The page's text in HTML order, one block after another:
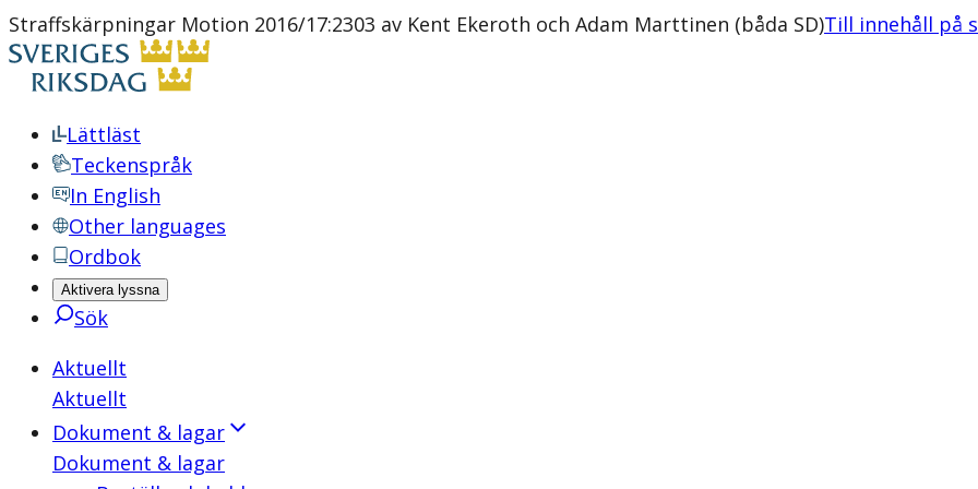
Straffskärpningar Motion 2016/17:2303 av Kent Ekeroth och Adam Marttinen (båda SD)Till innehåll på
Lättläst
Teckenspråk
In English
Other languages
Ordbok
Aktivera lyssna
Sök
Aktuellt
Aktuellt
Dokument & lagar
Dokument & lagar